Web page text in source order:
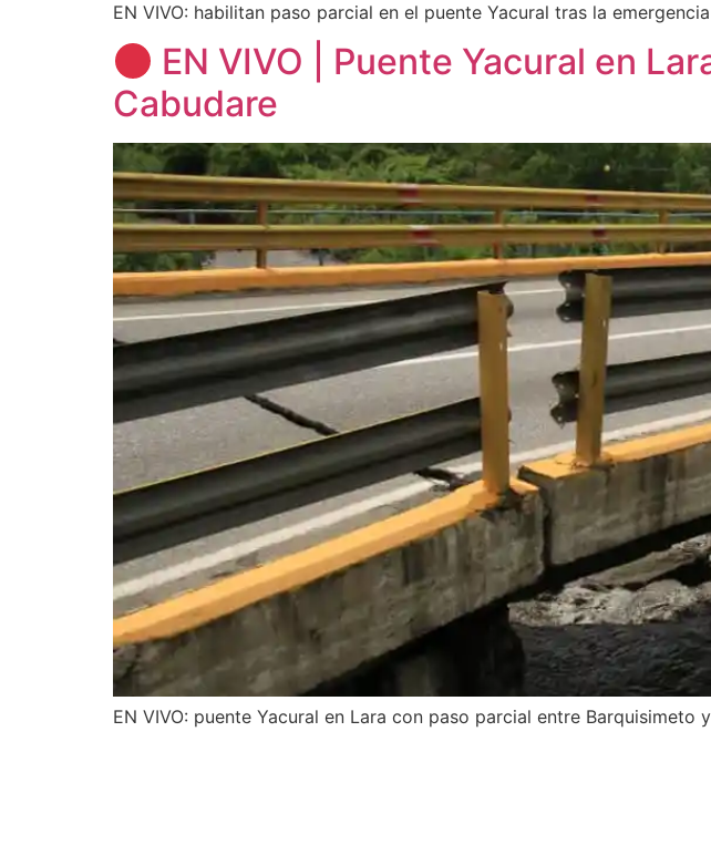
EN VIVO: habilitan paso parcial en el puente Yacural tras la
EN VIVO | Puente Yacural en
Cabudare
EN VIVO: puente Yacural en Lara con paso parcial entre Barquisimeto